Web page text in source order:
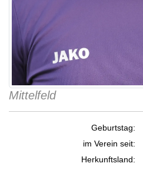
Mittelfeld
Geburtstag:
im Verein seit:
Herkunftsland: